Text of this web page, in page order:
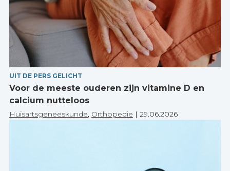
UIT DE PERS GELICHT
Voor de meeste ouderen zijn vitamine D en
calcium nutteloos
Huisartsgeneeskunde, Orthopedie | 29.06.2026